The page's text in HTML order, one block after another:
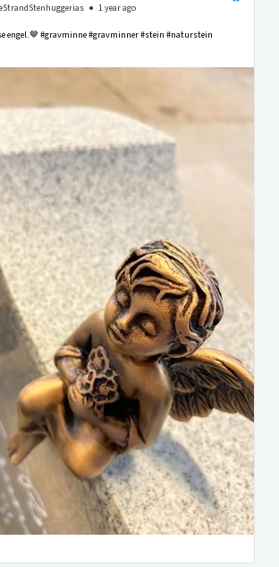
1 year ago
engel.🤎 #gravminne #gravminner #stein #naturstein